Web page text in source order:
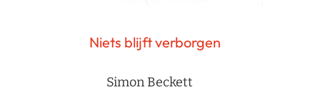
Niets blijft verborgen
Simon Beckett